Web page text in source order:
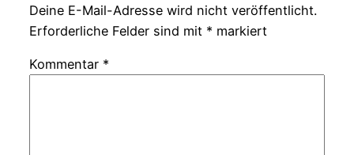
Deine E-Mail-Adresse wird nicht veröffentlicht.
Erforderliche Felder sind mit * markiert
Kommentar *